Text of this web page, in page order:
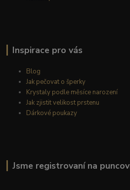
Inspirace pro vás
Blog
Jak pečovat o šperky
Krystaly podle měsíce narození
Jak zjistit velikost prstenu
Dárkové poukazy
Jsme registrovaní na